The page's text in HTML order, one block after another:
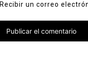
Recibir un correo